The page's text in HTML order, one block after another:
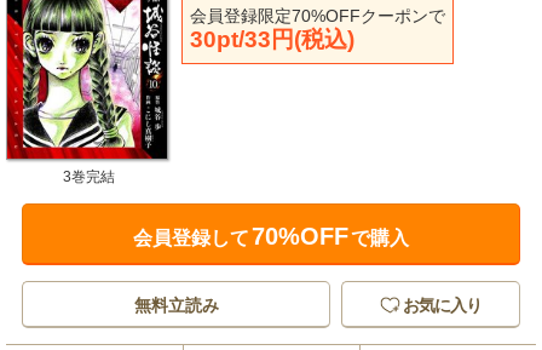
会員登録限定70%OFFクーポンで
30pt/33円(税込)
3巻完結
会員登録して70%OFFで購入
無料立読み お気に入り